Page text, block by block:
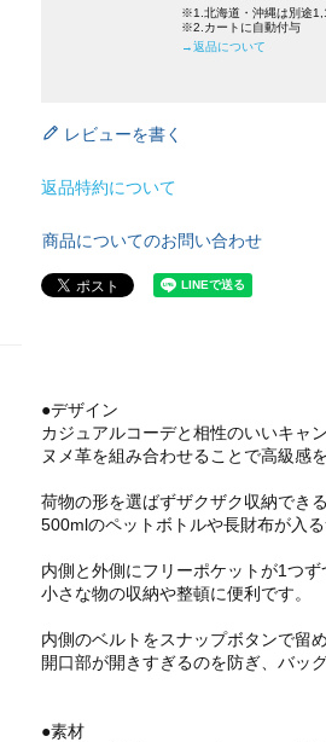
※1.北海道・沖縄は別途
※2.カートに自動付与
→返品について
レビューを書く
返品特約について
商品についてのお問い合わせ
●デザイン
カジュアルコーデと相性のいいキャ
ヌメ革を組み合わせることで高級感
荷物の形を選ばずザクザク収納でき
500mlのペットボトルや長財布が入る
内側と外側にフリーポケットが1つず
小さな物の収納や整頓に便利です。
内側のベルトをスナップボタンで留
開口部が開きすぎるのを防ぎ、バッ
●素材